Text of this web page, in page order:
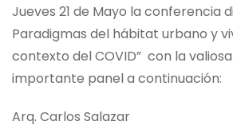
Jueves 21 de Mayo la conferencia
Paradigmas del hábitat urbano y
contexto del COVID” con la
importante panel a continuación:
Arq. Carlos Salazar